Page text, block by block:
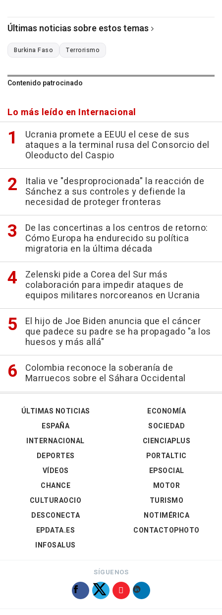
Últimas noticias sobre estos temas
Burkina Faso Terrorismo
Contenido patrocinado
Lo más leído en Internacional
Ucrania promete a EEUU el cese de sus
ataques a la terminal rusa del Consorcio del
Oleoducto del Caspio
Italia ve "desproprocionada" la reacción de
Sánchez a sus controles y defiende la
necesidad de proteger fronteras
De las concertinas a los centros de retorno:
Cómo Europa ha endurecido su política
migratoria en la última década
Zelenski pide a Corea del Sur más
colaboración para impedir ataques de
equipos militares norcoreanos en Ucrania
El hijo de Joe Biden anuncia que el cáncer
que padece su padre se ha propagado "a los
huesos y más allá"
Colombia reconoce la soberanía de
Marruecos sobre el Sáhara Occidental
ÚLTIMAS NOTICIAS
ESPAÑA
INTERNACIONAL
DEPORTES
VÍDEOS
ECONOMÍA
SOCIEDAD
CIENCIAPLUS
PORTALTIC
EPSOCIAL
CHANCE
CULTURAOCIO
DESCONECTA
EPDATA.ES
INFOSALUS
MOTOR
TURISMO
NOTIMÉRICA
CONTACTOPHOTO
SÍGUENOS